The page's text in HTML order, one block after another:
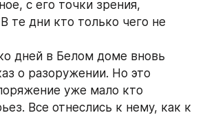
с его точки зрения,
те дни кто только чего не
дней в Белом доме вновь
о разоружении. Но это
уже мало кто
Все отнеслись к нему, как к